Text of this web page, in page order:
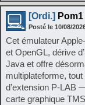
[Ordi.]
Posté le 10/08/
Cet émulateur
et OpenGL, dérive
Java et offre
multiplateforme,
d’extension P‑LAB
carte graphique